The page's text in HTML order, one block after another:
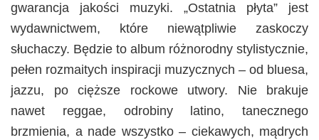
gwarancja jakości muzyki. „Ostatnia płyta” jest
wydawnictwem, które niewątpliwie zaskoczy
słuchaczy. Będzie to album różnorodny stylistycznie,
pełen rozmaitych inspiracji muzycznych – od bluesa,
jazzu, po cięższe rockowe utwory. Nie brakuje
nawet reggae, odrobiny latino, tanecznego
brzmienia, a nade wszystko – ciekawych, mądrych